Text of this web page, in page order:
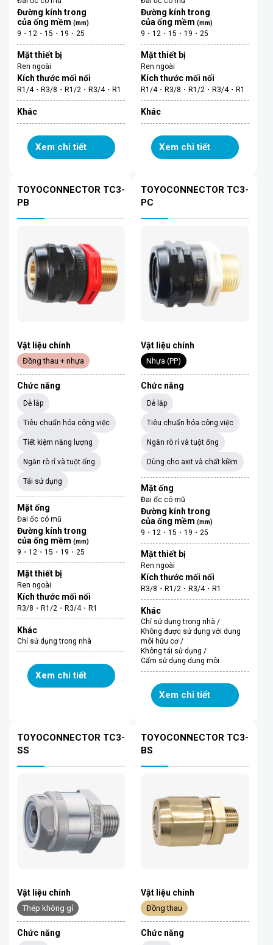
Đường kính trong
của ống mềm (mm)
9・12・15・19・25
Mặt thiết bị
Ren ngoài
Kích thước mối nối
R1/4・R3/8・R1/2・R3/4・R1
Khác
Xem chi tiết
Đường kính trong
của ống mềm(mm)
9・12・15・19・25
Mặt thiết bị
Ren ngoài
Kích thước mối nối
R1/4・R3/8・R1/2・R3/4・R1
Khác
Xem chi tiết
TOYOCONNECTOR TC3-
PB
Vật liệu chính
Đồng thau + nhựa
Chức năng
Dễ lắp
Tiêu chuẩn hóa công việc
Tiết kiệm năng lượng
Ngăn rò rỉ và tuột ống
Tái sử dụng
Mặt ống
Đai ốc có mũ
Đường kính trong
của ống mềm (mm)
9・12・15・19・25
Mặt thiết bị
Ren ngoài
Kích thước mối nối
R3/8・R1/2・R3/4・R1
Khác
Chỉ sử dụng trong nhà
Xem chi tiết
TOYOCONNECTOR TC3-
PC
Vật liệu chính
Nhựa (PP)
Chức năng
Dễ lắp
Tiêu chuẩn hóa công việc
Ngăn rò rỉ và tuột ống
Dùng cho axit và chất kiềm
Mặt ống
Đai ốc có mũ
Đường kính trong
của ống mềm(mm)
9・12・15・19・25
Mặt thiết bị
Ren ngoài
Kích thước mối nối
R3/8・R1/2・R3/4・R1
Khác
Chỉ sử dụng trong nhà /
Không được sử dụng với dung
môi hữu cơ /
Không tái sử dụng /
Cấm sử dụng dung môi
Xem chi tiết
TOYOCONNECTOR TC3-
SS
Vật liệu chính
Thép không gỉ
Chức năng
TOYOCONNECTOR TC3-
BS
Vật liệu chính
Đồng thau
Chức năng